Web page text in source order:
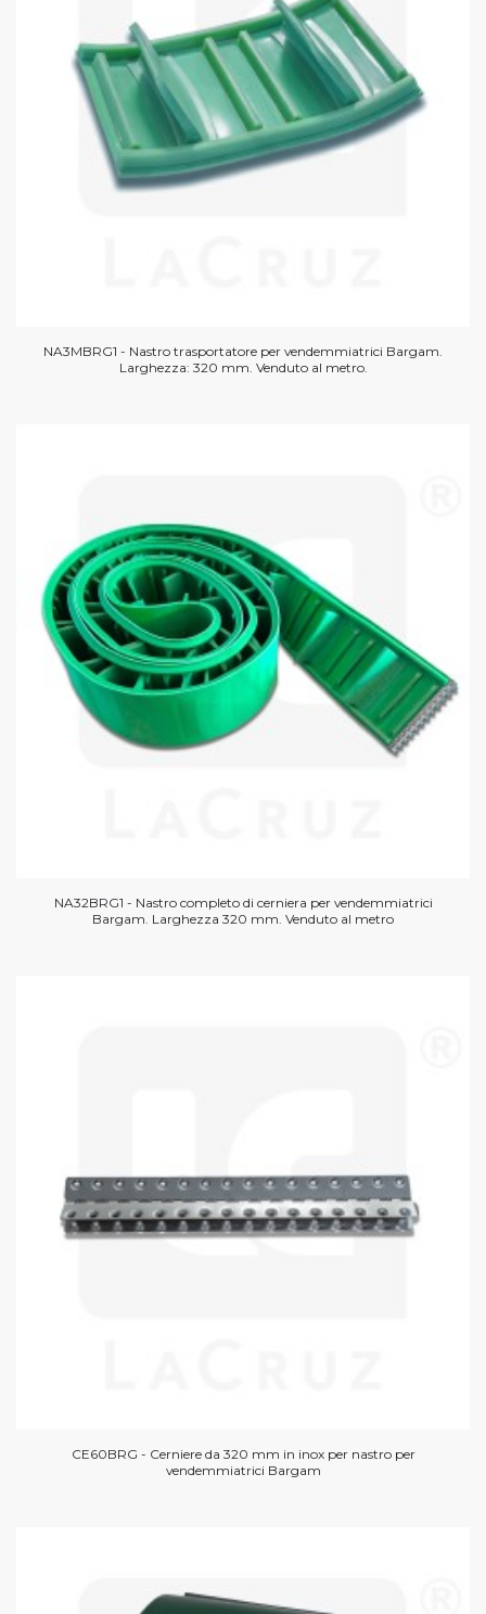
NA3MBRG1 - Nastro trasportatore per vendemmiatrici Bargam.
Larghezza: 320 mm. Venduto al metro.
NA32BRG1 - Nastro completo di cerniera per vendemmiatrici
Bargam. Larghezza 320 mm. Venduto al metro
CE60BRG - Cerniere da 320 mm in inox per nastro per
vendemmiatrici Bargam